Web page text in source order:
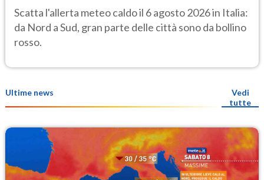
bollino rosso
Scatta l'allerta meteo caldo il 6 agosto 2026 in Italia:
da Nord a Sud, gran parte delle città sono da bollino
rosso.
Ultime news
Vedi
tutte